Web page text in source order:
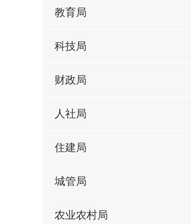
教育局
科技局
财政局
人社局
住建局
城管局
农业农村局